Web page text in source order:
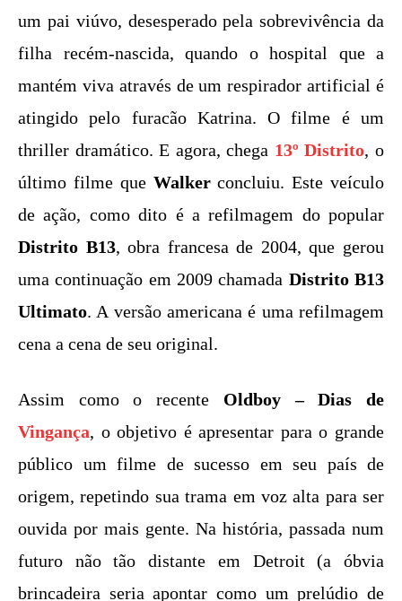
um pai viúvo, desesperado pela sobrevivência da
filha recém-nascida, quando o hospital que a
mantém viva através de um respirador artificial é
atingido pelo furacão Katrina. O filme é um
thriller dramático. E agora, chega 13º Distrito, o
último filme que Walkerconcluiu. Este veículo
de ação, como dito é a refilmagem do popular
Distrito B13, obra francesa de 2004, que gerou
uma continuação em 2009 chamada Distrito B13
Ultimato. A versão americana é uma refilmagem
cena a cena de seu original.
Assim como o recente Oldboy – Dias de
Vingança, o objetivo é apresentar para o grande
público um filme de sucesso em seu país de
origem, repetindo sua trama em voz alta para ser
ouvida por mais gente. Na história, passada num
futuro não tão distante em Detroit (a óbvia
brincadeira seria apontar como um prelúdio de